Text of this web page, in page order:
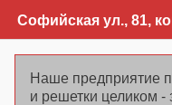
Софийская ул., 81,
Наше предприятие
и решетки целиком -